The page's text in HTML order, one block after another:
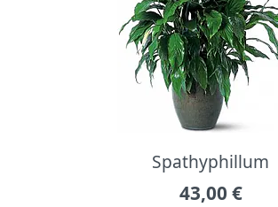
Spathyphillum
43,00 €